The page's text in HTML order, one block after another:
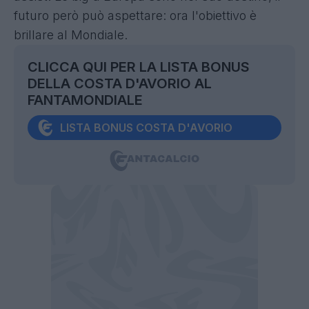
futuro però può aspettare: ora l'obiettivo è
brillare al Mondiale.
CLICCA QUI PER LA LISTA BONUS
DELLA COSTA D'AVORIO AL
FANTAMONDIALE
LISTA BONUS COSTA D'AVORIO